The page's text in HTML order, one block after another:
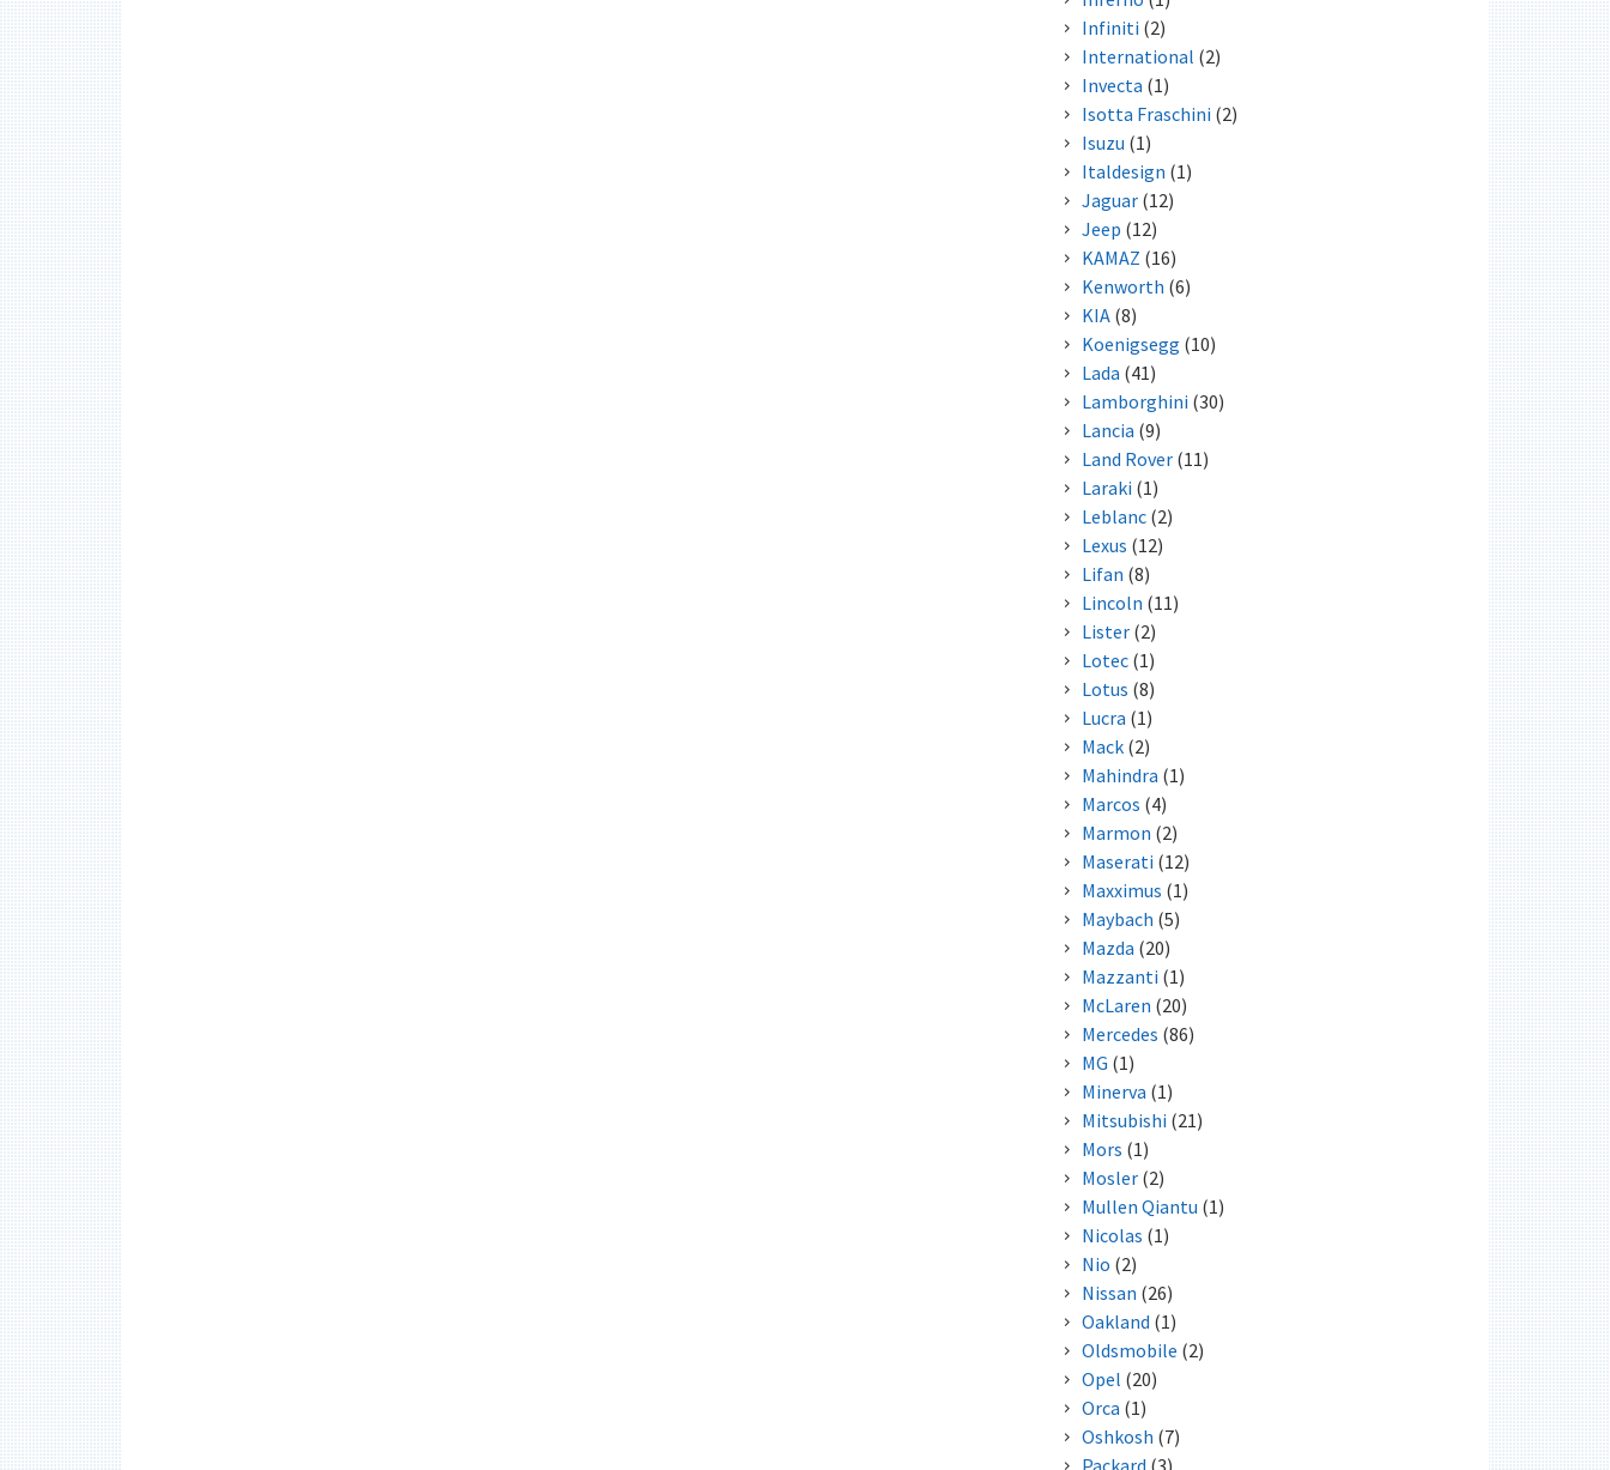
Infiniti (2)
International (2)
Invecta (1)
Isotta Fraschini (2)
Isuzu (1)
Italdesign (1)
Jaguar(12)
Jeep (12)
KAMAZ (16)
Kenworth (6)
KIA(8)
Koenigsegg (10)
Lada (41)
Lamborghini (30)
Lancia (9)
Land Rover(11)
Laraki (1)
Leblanc(2)
Lexus (12)
Lifan (8)
Lincoln (11)
Lister(2)
Lotec(1)
Lotus (8)
Lucra (1)
Mack(2)
Mahindra (1)
Marcos (4)
Marmon (2)
Maserati (12)
Maxximus (1)
Maybach (5)
Mazda (20)
Mazzanti (1)
McLaren (20)
Mercedes (86)
MG (1)
Minerva (1)
Mitsubishi (21)
Mors (1)
Mosler(2)
Mullen Qiantu (1)
Nicolas (1)
Nio (2)
Nissan (26)
Oakland (1)
Oldsmobile (2)
Opel (20)
Orca (1)
Oshkosh (7)
Packard (3)